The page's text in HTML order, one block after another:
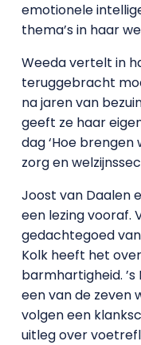
emotionele
thema’s in haar
Weeda vertelt in
teruggebracht
na jaren van
geeft ze haar
dag ‘Hoe
zorg en
Joost van Daalen
een lezing vooraf.
gedachtegoed
Kolk heeft het
barmhartigheid.
een van de zeven
volgen een
uitleg over